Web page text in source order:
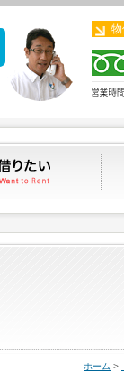
借りたい
ホーム >